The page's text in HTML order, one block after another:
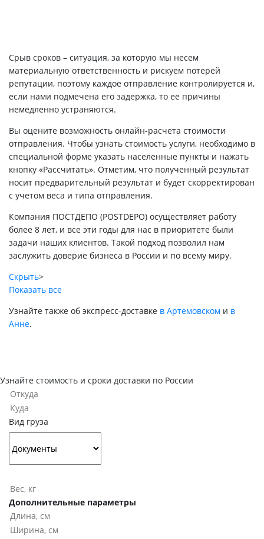
Срыв сроков – ситуация, за которую мы несем
материальную ответственность и рискуем потерей
репутации, поэтому каждое отправление контролируется и,
если нами подмечена его задержка, то ее причины
немедленно устраняются.
Вы оцените возможность онлайн-расчета стоимости
отправления. Чтобы узнать стоимость услуги, необходимо в
специальной форме указать населенные пункты и нажать
кнопку «Рассчитать». Отметим, что полученный результат
носит предварительный результат и будет скорректирован
с учетом веса и типа отправления.
Компания ПОСТДЕПО (POSTDEPO) осуществляет работу
более 8 лет, и все эти годы для нас в приоритете были
задачи наших клиентов. Такой подход позволил нам
заслужить доверие бизнеса в России и по всему миру.
Скрыть>
Показать все
Узнайте также об экспресс-доставке в Артемовском и в
Анне.
Узнайте стоимость и сроки доставки по России
Вид груза
Дополнительные параметры